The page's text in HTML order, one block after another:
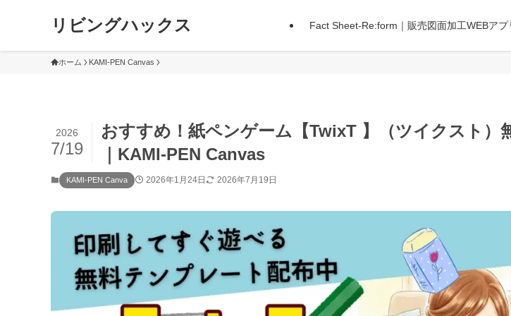
リビングハックス Fact Sheet-Re:form｜販売図面加工WEBア
ホーム KAMI-PEN Canvas
おすすめ！紙ペンゲーム【TwixT 】（ツイクスト）
｜KAMI-PEN Canvas
2026
7/19
KAMI-PEN Canva 2026年1月24日 2026年7月19日